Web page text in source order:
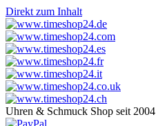
Direkt zum Inhalt
Uhren & Schmuck Shop seit 2004